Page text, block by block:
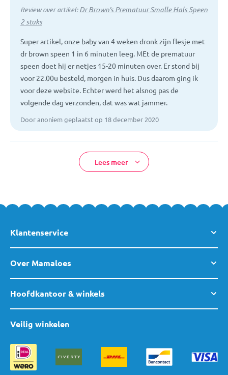
Review over artikel:Dr Brown's Prematuur Smalle Hals Speen
2 stuks
Super artikel, onze baby van 4 weken dronk zijn flesje met
dr brown speen 1 in 6 minuten leeg. MEt de prematuur
speen doet hij er netjes 15-20 minuten over. Er stond bij
voor 22.00u besteld, morgen in huis. Dus daarom ging ik
voor deze website. Echter werd het alsnog pas de
volgende dag verzonden, dat was wat jammer.
Door anoniem geplaatst op 18 december 2020
Lees meer
Klantenservice
Over Mamaloes
Hoofdkantoor & winkels
Veilig winkelen